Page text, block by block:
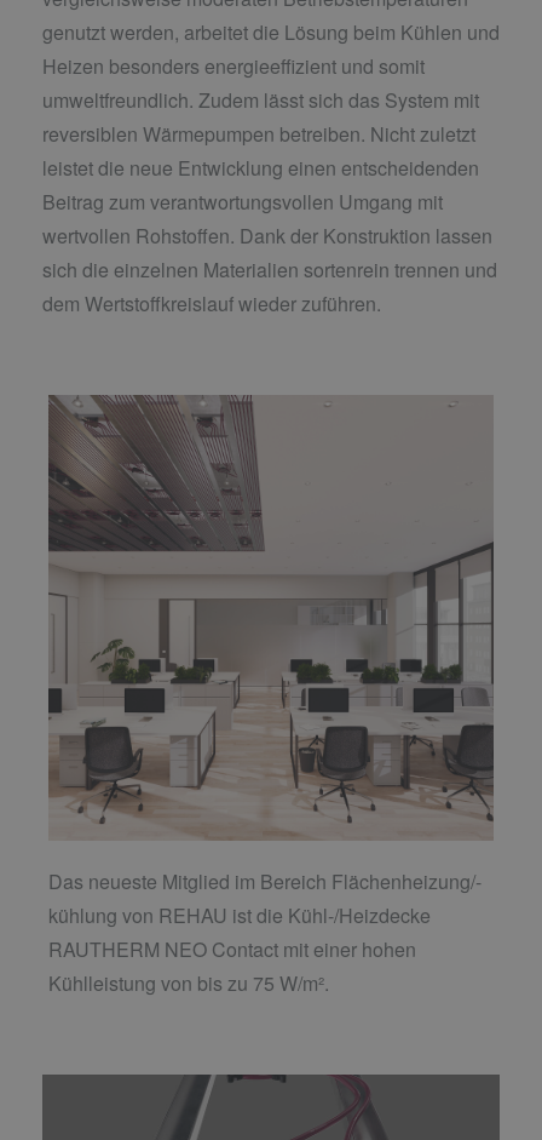
genutzt werden, arbeitet die Lösung beim Kühlen und
Heizen besonders energieeffizient und somit
umweltfreundlich. Zudem lässt sich das System mit
reversiblen Wärmepumpen betreiben. Nicht zuletzt
leistet die neue Entwicklung einen entscheidenden
Beitrag zum verantwortungsvollen Umgang mit
wertvollen Rohstoffen. Dank der Konstruktion lassen
sich die einzelnen Materialien sortenrein trennen und
dem Wertstoffkreislauf wieder zuführen.
Das neueste Mitglied im Bereich Flächenheizung/-
kühlung von REHAU ist die Kühl-/Heizdecke
RAUTHERM NEO Contact mit einer hohen
Kühlleistung von bis zu 75 W/m².